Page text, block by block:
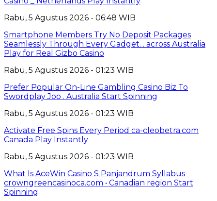
Rabu, 5 Agustus 2026 - 06:48 WIB
Smartphone Members Try No Deposit Packages
Seamlessly Through Every Gadget. . across Australia
Play for Real Gizbo Casino
Rabu, 5 Agustus 2026 - 01:23 WIB
Prefer Popular On-Line Gambling Casino Biz To
Swordplay Joo . Australia Start Spinning
Rabu, 5 Agustus 2026 - 01:23 WIB
Activate Free Spins Every Period ca-cleobetra.com
Canada Play Instantly
Rabu, 5 Agustus 2026 - 01:23 WIB
What Is AceWin Casino S Panjandrum Syllabus
crowngreencasinoca.com • Canadian region Start
Spinning